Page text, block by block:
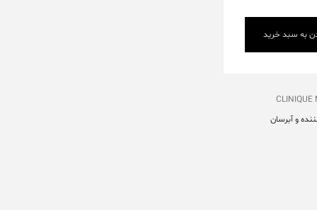
به سبد خرید
CLINIQUE
و آبرسان